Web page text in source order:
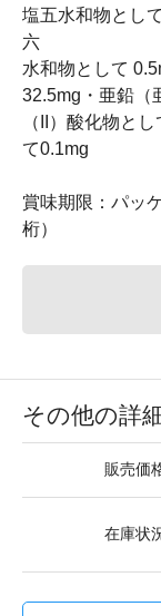
塩五水和物とし
六
水和物として
32.5mg・亜鉛（
（II）酸化物と
て0.1mg
賞味期限：パッ
桁）
その他の詳
販売価
在庫状